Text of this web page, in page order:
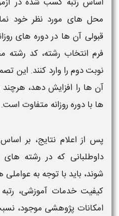
های مورد نظر خود نمایند.
آن‌ ها در دوره‌ های روزانه
انتخاب رشته، کد رشته‌ محل‌
دومرا وارد کنند. این تصمیم
را افزایش دهد، هرچند شرایط
دوره روزانه متفاوت است.
اعلام نتایج، بر اساس
که در رشته‌ های شبانه
باید با توجه به عواملی
خدمات آموزشی، رتبه و
پژوهشی موجود، نسبت به